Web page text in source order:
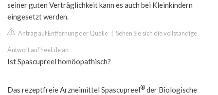
seiner guten Verträglichkeit kann es auch bei Kleinkindern
eingesetzt werden.
Antrag auf Entfernung der Quelle Sehen Sie sich die vollständige
Antwort auf heel.de an
Ist Spascupreel homöopathisch?
Das rezeptfreie Arzneimittel Spascupreel® der Biologische